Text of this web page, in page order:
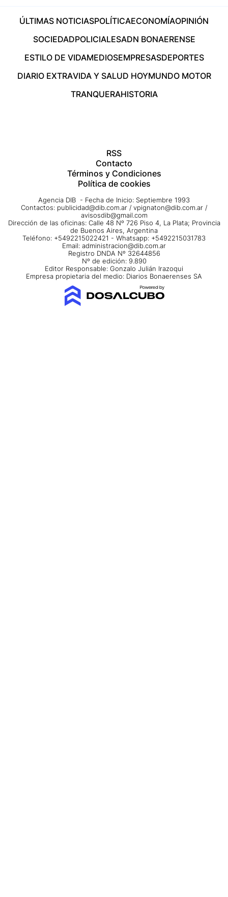
ÚLTIMAS NOTICIASPOLÍTICAECONOMÍAOPINIÓN
SOCIEDADPOLICIALESADN BONAERENSE
ESTILO DE VIDAMEDIOSEMPRESASDEPORTES
DIARIO EXTRAVIDA Y SALUD HOYMUNDO MOTOR
TRANQUERAHISTORIA
RSS
Contacto
Términos y Condiciones
Política de cookies
Agencia DIB - Fecha de Inicio: Septiembre 1993
Contactos: publicidad@dib.com.ar / vpignaton@dib.com.ar /
avisosdib@gmail.com
Dirección de las oficinas: Calle 48 Nº 726 Piso 4, La Plata; Provincia
de Buenos Aires, Argentina
Teléfono: +5492215022421 - Whatsapp: +5492215031783
Email: administracion@dib.com.ar
Registro DNDA Nº 32644856
Nº de edición: 9.890
Editor Responsable: Gonzalo Julián Irazoqui
Empresa propietaria del medio: Diarios Bonaerenses SA